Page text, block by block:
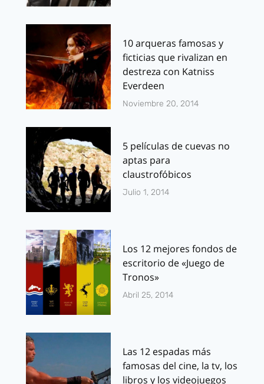
10 arqueras famosas y
ficticias que rivalizan en
destreza con Katniss
Everdeen
Noviembre 20, 2014
5 películas de cuevas no
aptas para
claustrofóbicos
Julio 1, 2014
Los 12 mejores fondos de
escritorio de «Juego de
Tronos»
Abril 25, 2014
Las 12 espadas más
famosas del cine, la tv, los
libros y los videojuegos